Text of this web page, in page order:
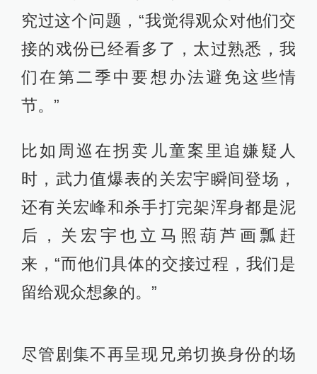
视圈，回到了老家工作，但剧组还是
找到了他，张建芳为了拍摄这部剧里
为数不多的戏份，会在周末坐飞机来
回补拍。
△ 吴征（中）
与七年前相比，《白夜破晓》也在细
节上有所进步。
第一季时，观众可以看到关氏兄弟换
衣服、钥匙等交接动作，第二季时，